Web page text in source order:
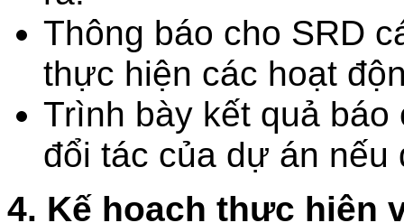
Thông báo cho SRD
thực hiện các hoạt
Trình bày kết quả
đổi tác của dự án
4. Kế hoạch thực hiện